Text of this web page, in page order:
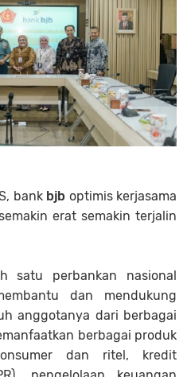
bankbjb optimis kerjasama
erat semakin terjalin
satu perbankan nasional
dan mendukung
anggotanya dari berbagai
berbagai produk
dan ritel, kredit